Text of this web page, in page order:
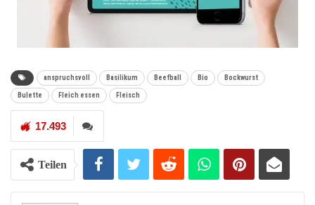
anspruchsvoll Basilikum Beefball Bio Bockwurst
Bulette Fleich essen Fleisch
17.493
Teilen